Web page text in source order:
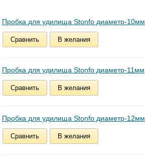
Пробка для удилища Stonfo диаметр-10мм
Сравнить В желания
Пробка для удилища Stonfo диаметр-11мм
Сравнить В желания
Пробка для удилища Stonfo диаметр-12мм
Сравнить В желания